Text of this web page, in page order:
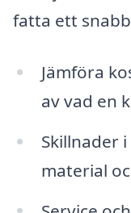
fatta ett
Jämföra
av vad en
Skillnader
material